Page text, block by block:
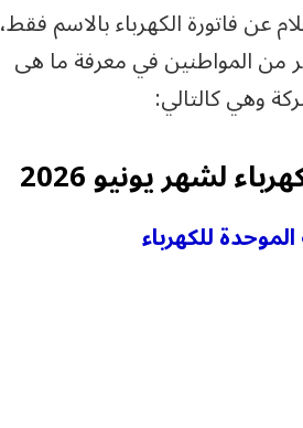
عن فاتورة الكهرباء بالاسم فقط،
من المواطنين في معرفة ما هى
وهي كالتالي:
لشهر يونيو 2026
للكهرباء